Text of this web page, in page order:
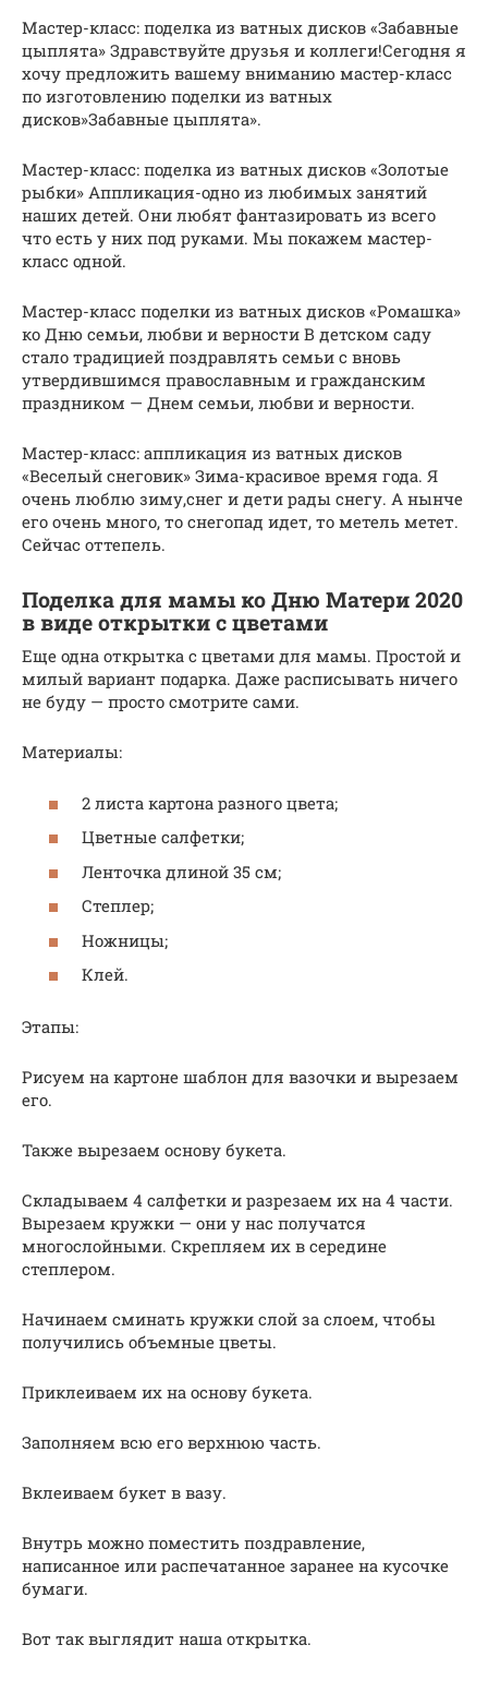
Мастер-класс: поделка из ватных дисков «Забавные
цыплята» Здравствуйте друзья и коллеги!Сегодня я
хочу предложить вашему вниманию мастер-класс
по изготовлению поделки из ватных
дисков»Забавные цыплята».
Мастер-класс: поделка из ватных дисков «Золотые
рыбки» Аппликация-одно из любимых занятий
наших детей. Они любят фантазировать из всего
что есть у них под руками. Мы покажем мастер-
класс одной.
Мастер-класс поделки из ватных дисков «Ромашка»
ко Дню семьи, любви и верности В детском саду
стало традицией поздравлять семьи с вновь
утвердившимся православным и гражданским
праздником — Днем семьи, любви и верности.
Мастер-класс: аппликация из ватных дисков
«Веселый снеговик» Зима-красивое время года. Я
очень люблю зиму,снег и дети рады снегу. А нынче
его очень много, то снегопад идет, то метель метет.
Сейчас оттепель.
Поделка для мамы ко Дню Матери 2020
в виде открытки с цветами
Еще одна открытка с цветами для мамы. Простой и
милый вариант подарка. Даже расписывать ничего
не буду — просто смотрите сами.
Материалы:
2 листа картона разного цвета;
Цветные салфетки;
Ленточка длиной 35 см;
Степлер;
Ножницы;
Клей.
Этапы:
Рисуем на картоне шаблон для вазочки и вырезаем
его.
Также вырезаем основу букета.
Складываем 4 салфетки и разрезаем их на 4 части.
Вырезаем кружки — они у нас получатся
многослойными. Скрепляем их в середине
степлером.
Начинаем сминать кружки слой за слоем, чтобы
получились объемные цветы.
Приклеиваем их на основу букета.
Заполняем всю его верхнюю часть.
Вклеиваем букет в вазу.
Внутрь можно поместить поздравление,
написанное или распечатанное заранее на кусочке
бумаги.
Вот так выглядит наша открытка.